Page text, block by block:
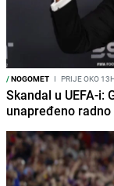
/NOGOMET I PRIJE OKO
Skandal u UEFA-
unapređeno